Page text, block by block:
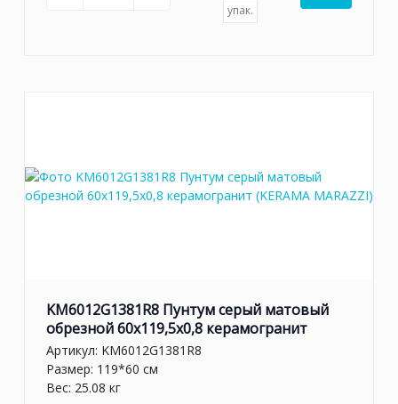
упак.
KM6012G1381R8 Пунтум серый матовый
обрезной 60x119,5x0,8 керамогранит
Артикул: KM6012G1381R8
Размер: 119*60 см
Вес: 25.08 кг